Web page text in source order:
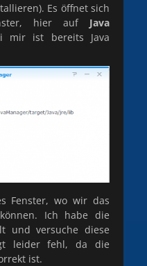
Es öffnet sich
hier auf Java
mir ist bereits Java
Fenster, wo wir das
Ich habe die
und versuche diese
leider fehl, da die
ist.